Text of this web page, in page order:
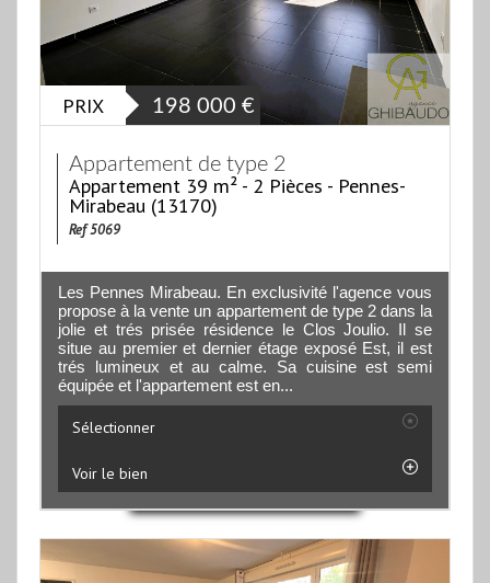
PRIX 198 000 €
Appartement de type 2
Appartement 39 m² - 2 Pièces - Pennes-
Mirabeau (13170)
Ref 5069
Les Pennes Mirabeau. En exclusivité l'agence vous
propose à la vente un appartement de type 2 dans la
jolie et trés prisée résidence le Clos Joulio. Il se
situe au premier et dernier étage exposé Est, il est
trés lumineux et au calme. Sa cuisine est semi
équipée et l'appartement est en...
Sélectionner
Voir le bien